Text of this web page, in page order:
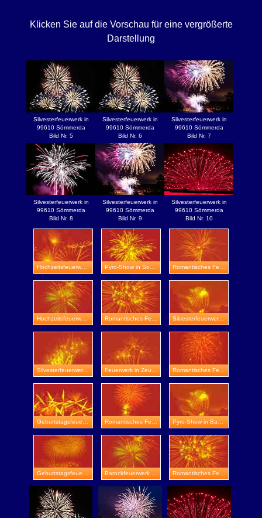
Klicken Sie auf die Vorschau für eine vergrößerte
Darstellung
Silvesterfeuerwerk in
99610 Sömmerda
Bild Nr. 5
Silvesterfeuerwerk in
99610 Sömmerda
Bild Nr. 6
Silvesterfeuerwerk in
99610 Sömmerda
Bild Nr. 7
Silvesterfeuerwerk in
99610 Sömmerda
Bild Nr. 8
Silvesterfeuerwerk in
99610 Sömmerda
Bild Nr. 9
Silvesterfeuerwerk in
99610 Sömmerda
Bild Nr. 10
Hochzeitsfeuerwerk in Apolda
Hochzeitsfeuerwerk in Schloss Friedenstein Silvesterfeuerwerk in Ohrdruf
Silvesterfeuerwerk in Gotha-Boilstädt